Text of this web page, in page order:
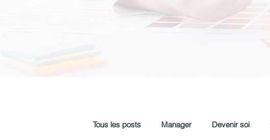
Tous les posts Manager Devenir soi